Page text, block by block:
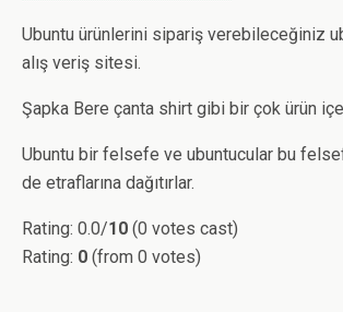
Ubuntu ürünlerini sipariş verebileceğiniz
alış veriş sitesi.
Şapka Bere çanta shirt gibi bir çok ürün
Ubuntu bir felsefe ve ubuntucular bu
de etraflarına dağıtırlar.
Rating: 0.0/10 (0 votes cast)
Rating: 0 (from 0 votes)